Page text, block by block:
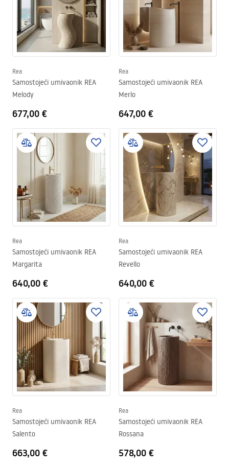
Rea
Samostojeći umivaonik REA
Melody
677,00 €
Rea
Samostojeći umivaonik REA
Merlo
647,00 €
Rea
Samostojeći umivaonik REA
Margarita
640,00 €
Rea
Samostojeći umivaonik REA
Revello
640,00 €
Rea
Samostojeći umivaonik REA
Salento
663,00 €
Rea
Samostojeći umivaonik REA
Rossana
578,00 €